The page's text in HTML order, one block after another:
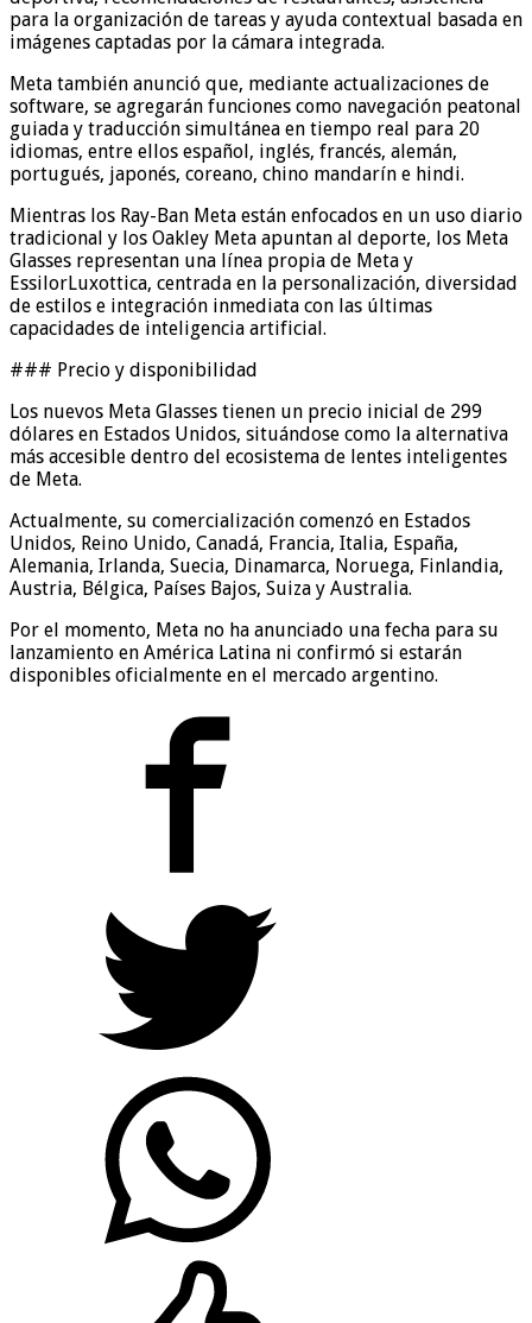
para la organización de tareas y ayuda contextual basada en
imágenes captadas por la cámara integrada.
Meta también anunció que, mediante actualizaciones de
software, se agregarán funciones como navegación peatonal
guiada y traducción simultánea en tiempo real para 20
idiomas, entre ellos español, inglés, francés, alemán,
portugués, japonés, coreano, chino mandarín e hindi.
Mientras los Ray-Ban Meta están enfocados en un uso diario
tradicional y los Oakley Meta apuntan al deporte, los Meta
Glasses representan una línea propia de Meta y
EssilorLuxottica, centrada en la personalización, diversidad
de estilos e integración inmediata con las últimas
capacidades de inteligencia artificial.
### Precio y disponibilidad
Los nuevos Meta Glasses tienen un precio inicial de 299
dólares en Estados Unidos, situándose como la alternativa
más accesible dentro del ecosistema de lentes inteligentes
de Meta.
Actualmente, su comercialización comenzó en Estados
Unidos, Reino Unido, Canadá, Francia, Italia, España,
Alemania, Irlanda, Suecia, Dinamarca, Noruega, Finlandia,
Austria, Bélgica, Países Bajos, Suiza y Australia.
Por el momento, Meta no ha anunciado una fecha para su
lanzamiento en América Latina ni confirmó si estarán
disponibles oficialmente en el mercado argentino.